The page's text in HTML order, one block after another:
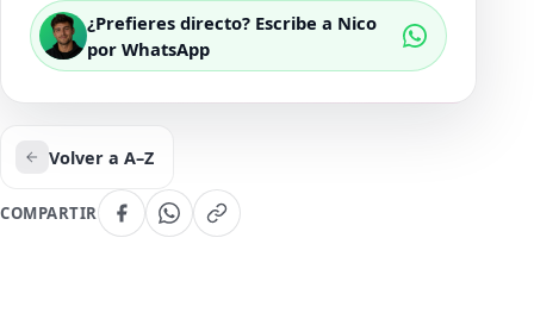
¿Prefieres directo? Escribe a Nico
por WhatsApp
Volver a A–Z
COMPARTIR